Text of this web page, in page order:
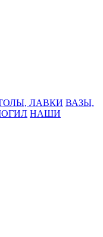
ЛАВКИ ВАЗЫ,
НАШИ